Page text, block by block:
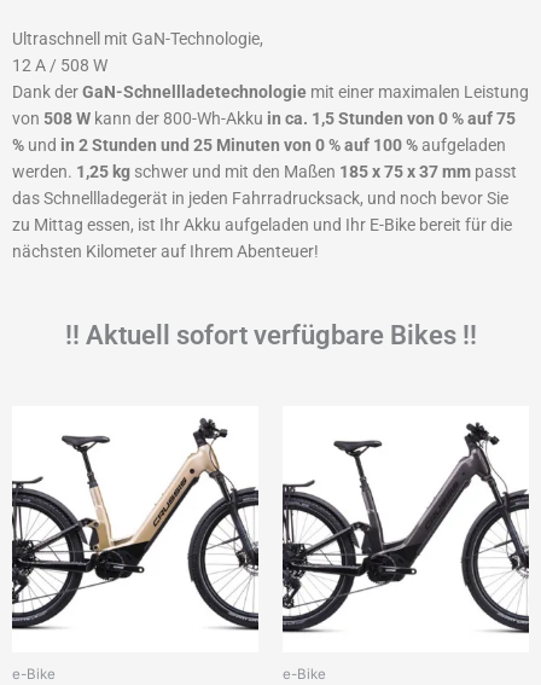
Ultraschnell mit GaN-Technologie,
12 A / 508 W
Dank derGaN-Schnellladetechnologie mit einer maximalen Leistung
von 508 W kann der 800-Wh-Akku in ca. 1,5 Stunden von 0 % auf 75
% und in 2 Stunden und 25 Minuten von 0 % auf 100 %aufgeladen
werden. 1,25 kg schwer und mit den Maßen 185 x 75 x 37 mm passt
das Schnellladegerät in jeden Fahrradrucksack, und noch bevor Sie
zu Mittag essen, ist Ihr Akku aufgeladen und Ihr E-Bike bereit für die
nächsten Kilometer auf Ihrem Abenteuer!
!! Aktuell sofort verfügbare Bikes !!
e-Bike e-Bike